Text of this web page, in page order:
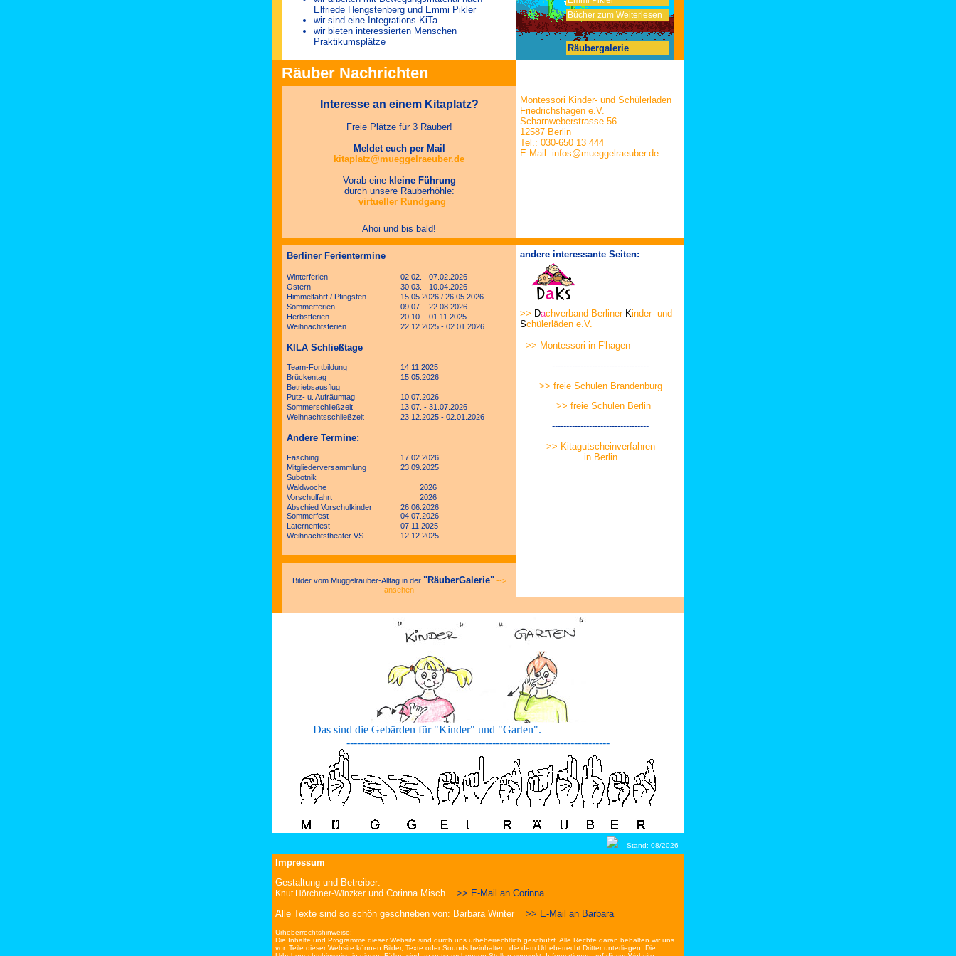
Bücher zum Weiterlesen
Räubergalerie
Elfriede Hengstenberg und Emmi Pikler
wir sind eine Integrations-KiTa
wir bieten interessierten Menschen
Praktikumsplätze
Räuber Nachrichten
Montessori Kinder- und Schülerladen
Friedrichshagen e.V.
Scharnweberstrasse 56
12587 Berlin
Tel.: 030-650 13 444
E-Mail: infos@mueggelraeuber.de
Interesse an einem Kitaplatz?
Freie Plätze für 3 Räuber!
Meldet euch per Mail
kitaplatz@mueggelraeuber.de
Vorab eine kleine Führung
durch unsere Räuberhöhle:
virtueller Rundgang
Ahoi und bis bald!
Berliner Ferientermine
Winterferien
02.02. - 07.02.2026
Ostern
30.03. - 10.04.2026
Himmelfahrt / Pfingsten
15.05.2026 / 26.05.2026
Sommerferien
09.07. - 22.08.2026
Herbstferien
20.10. - 01.11.2025
Weihnachtsferien
22.12.2025 - 02.01.2026
KILA Schließtage
Team-Fortbildung
14.11.2025
Brückentag
15.05.2026
Betriebsausflug
Putz- u. Aufräumtag
10.07.2026
Sommerschließzeit
13.07. - 31.07.2026
Weihnachtsschließzeit
23.12.2025 - 02.01.2026
Andere Termine:
Fasching
17.02.2026
Mitgliederversammlung
23.09.2025
Subotnik
Waldwoche
2026
Vorschulfahrt
2026
Abschied Vorschulkinder
Sommerfest
26.06.2026
04.07.2026
Laternenfest
07.11.2025
Weihnachtstheater VS
12.12.2025
andere interessante Seiten:
>> Dachverband Berliner Kinder- und
Schülerläden e.V.
>> Montessori in F'hagen
----------------------------------
>> freie Schulen Brandenburg
>> freie Schulen Berlin
----------------------------------
>> Kitagutscheinverfahren
in Berlin
Bilder vom Müggelräuber-Alltag in der "RäuberGalerie" -->
ansehen
Das sind die Gebärden für "Kinder" und "Garten".
--------------------------------------------------------------------------
Stand: 08/2026
Impressum
Gestaltung und Betreiber:
Knut Hörchner-Winzker und Corinna Misch >> E-Mail an Corinna
Alle Texte sind so schön geschrieben von: Barbara Winter >> E-Mail an Barbara
Urheberrechtshinweise:
Die Inhalte und Programme dieser Website sind durch uns urheberrechtlich geschützt. Alle Rechte daran behalten wir uns
vor. Teile dieser Website können Bilder, Texte oder Sounds beinhalten, die dem Urheberrecht Dritter unterliegen. Die